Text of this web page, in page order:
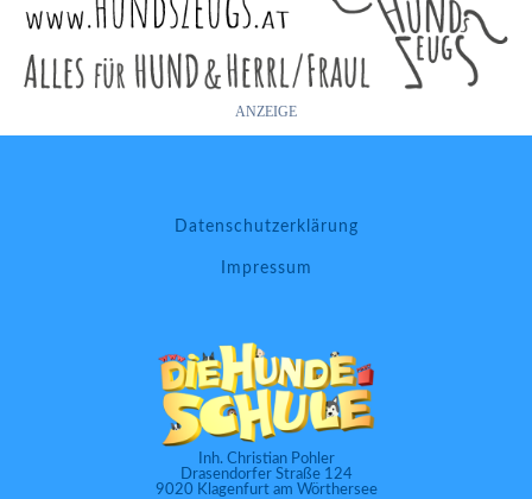
ANZEIGE
Datenschutzerklärung
Impressum
Inh. Christian Pohler
Drasendorfer Straße 124
9020 Klagenfurt am Wörthersee